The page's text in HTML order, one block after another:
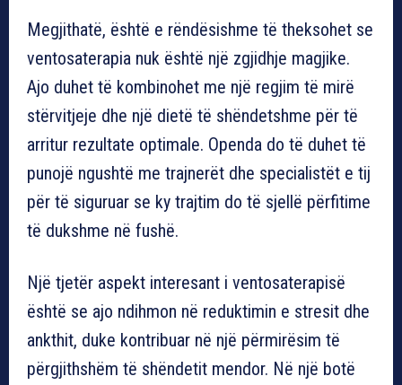
Megjithatë, është e rëndësishme të theksohet se
ventosaterapia nuk është një zgjidhje magjike.
Ajo duhet të kombinohet me një regjim të mirë
stërvitjeje dhe një dietë të shëndetshme për të
arritur rezultate optimale. Openda do të duhet të
punojë ngushtë me trajnerët dhe specialistët e tij
për të siguruar se ky trajtim do të sjellë përfitime
të dukshme në fushë.
Një tjetër aspekt interesant i ventosaterapisë
është se ajo ndihmon në reduktimin e stresit dhe
ankthit, duke kontribuar në një përmirësim të
përgjithshëm të shëndetit mendor. Në një botë